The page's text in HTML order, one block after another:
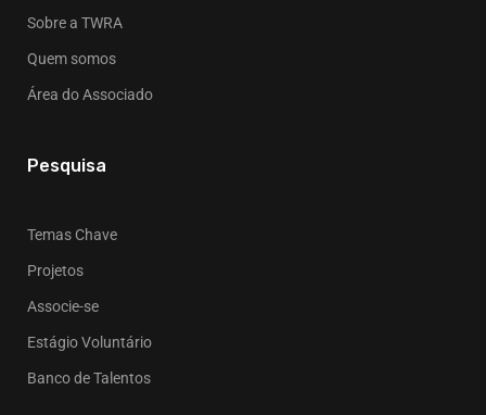
Sobre a TWRA
Quem somos
Área do Associado
Pesquisa
Temas Chave
Projetos
Associe-se
Estágio Voluntário
Banco de Talentos